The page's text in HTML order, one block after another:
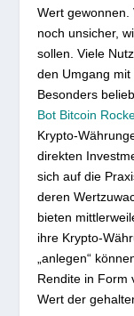
Wert gewonnen.
noch unsicher,
sollen. Viele
den Umgang mit
Besonders
Bot Bitcoin
Krypto-
direkten
sich auf die
deren
bieten
ihre Krypto-
„anlegen“
Rendite in Form
Wert der